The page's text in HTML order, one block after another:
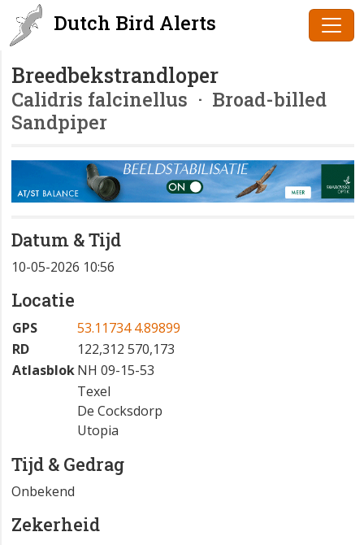
Dutch Bird Alerts
Breedbekstrandloper
Calidris falcinellus · Broad-billed
Sandpiper
Datum & Tijd
10-05-2026 10:56
Locatie
GPS
53.11734 4.89899
RD
122,312 570,173
AtlasblokNH 09-15-53
Texel
De Cocksdorp
Utopia
Tijd & Gedrag
Onbekend
Zekerheid